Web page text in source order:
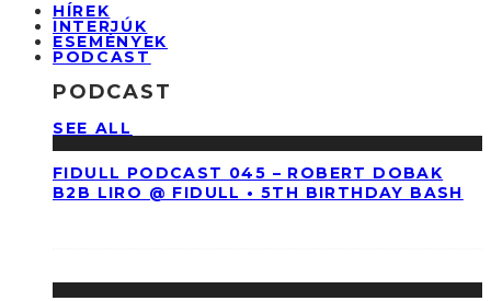
HÍREK
INTERJÚK
ESEMÉNYEK
PODCAST
PODCAST
SEE ALL
FIDULL PODCAST 045 – ROBERT DOBAK
B2B LIRO @ FIDULL • 5TH BIRTHDAY BASH